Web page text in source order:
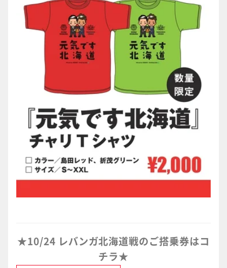
★10/24 レバンガ北海道戦のご搭乗券はコ
チラ★